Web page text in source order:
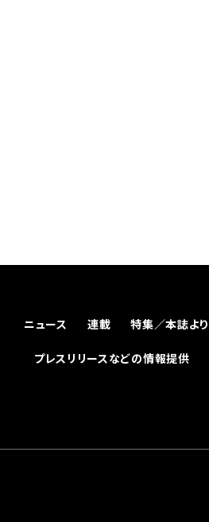
ニュース 連載 特集／本誌より
プレスリリースなどの情報提供